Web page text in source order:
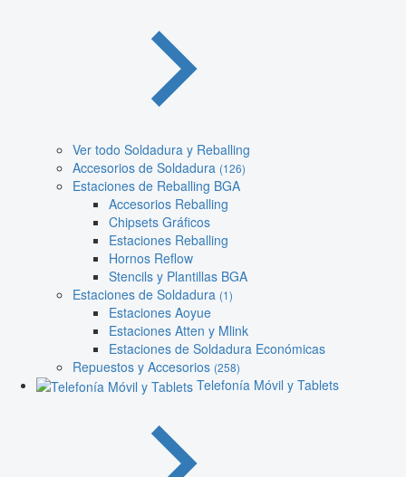
Ver todo Soldadura y Reballing
Accesorios de Soldadura (126)
Estaciones de Reballing BGA
Accesorios Reballing
Chipsets Gráficos
Estaciones Reballing
Hornos Reflow
Stencils y Plantillas BGA
Estaciones de Soldadura (1)
Estaciones Aoyue
Estaciones Atten y Mlink
Estaciones de Soldadura Económicas
Repuestos y Accesorios (258)
Telefonía Móvil y Tablets